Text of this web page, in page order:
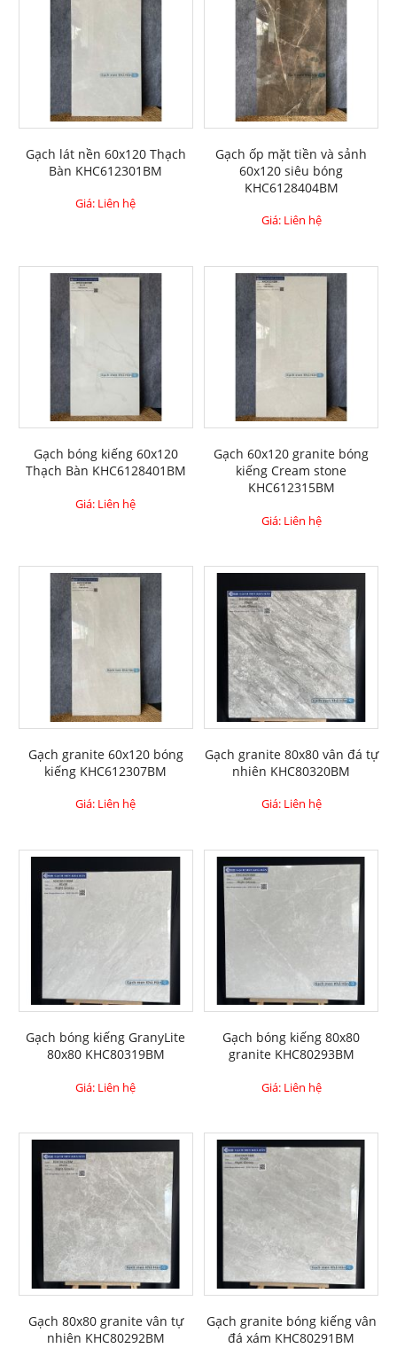
Gạch lát nền 60x120 Thạch
Bàn KHC612301BM
Giá: Liên hệ
Gạch ốp mặt tiền và sảnh
60x120 siêu bóng
KHC6128404BM
Giá: Liên hệ
Gạch bóng kiếng 60x120
Thạch Bàn KHC6128401BM
Giá: Liên hệ
Gạch 60x120 granite bóng
kiếng Cream stone
KHC612315BM
Giá: Liên hệ
Gạch granite 60x120 bóng
kiếng KHC612307BM
Giá: Liên hệ
Gạch granite 80x80 vân đá tự
nhiên KHC80320BM
Giá: Liên hệ
Gạch bóng kiếng GranyLite
80x80 KHC80319BM
Giá: Liên hệ
Gạch bóng kiếng 80x80
granite KHC80293BM
Giá: Liên hệ
Gạch 80x80 granite vân tự
nhiên KHC80292BM
Gạch granite bóng kiếng vân
đá xám KHC80291BM